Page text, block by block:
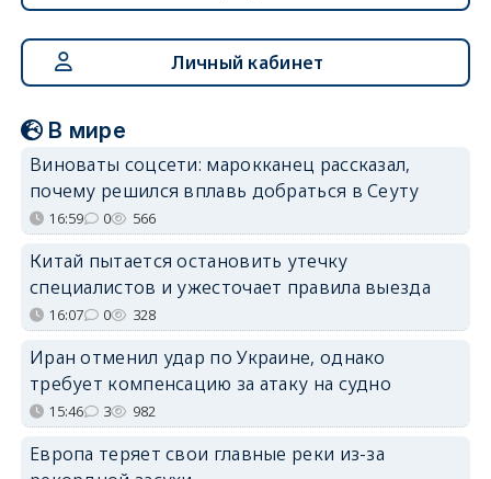
Личный кабинет
В мире
Виноваты соцсети: марокканец рассказал,
почему решился вплавь добраться в Сеуту
16:59 0 566
Китай пытается остановить утечку
специалистов и ужесточает правила выезда
16:07 0 328
Иран отменил удар по Украине, однако
требует компенсацию за атаку на судно
15:46 3 982
Европа теряет свои главные реки из-за